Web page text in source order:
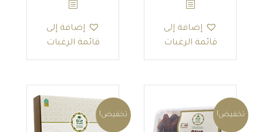
إضافة إلى
قائمة الرغبات
إضافة إلى
قائمة الرغبات
تخفيض! تخفيض!